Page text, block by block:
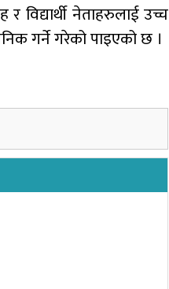
र विद्यार्थी नेताहरुलाई उच्च
गर्ने गरेको पाइएको छ ।